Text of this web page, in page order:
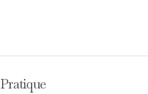
Pratique